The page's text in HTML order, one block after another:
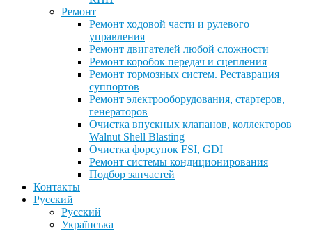
Ремонт
Ремонт ходовой части и рулевого
управления
Ремонт двигателей любой сложности
Ремонт коробок передач и сцепления
Ремонт тормозных систем. Реставрация
суппортов
Ремонт электрооборудования, стартеров,
генераторов
Очистка впускных клапанов, коллекторов
Walnut Shell Blasting
Очистка форсунок FSI, GDI
Ремонт системы кондиционирования
Подбор запчастей
Контакты
Русский
Русский
Українська